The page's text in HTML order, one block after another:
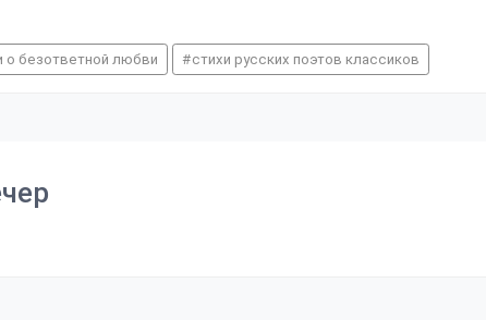
о безответной любви стихи русских поэтов классиков